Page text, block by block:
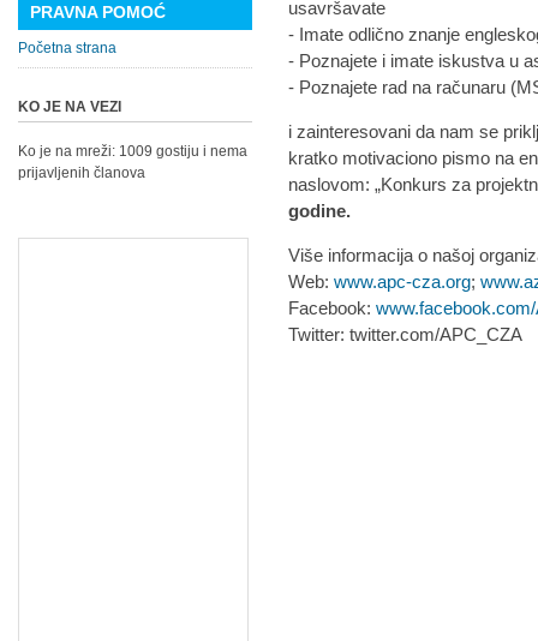
usavršavate
- Imate odlično znanje
- Poznajete i imate iskustva u
- Poznajete rad na računaru
i zainteresovani da nam se
kratko motivaciono pismo na
naslovom: „Konkurs za
godine.
Više informacija o našoj
Web:www.apc-cza.org;
Facebook:
Twitter: twitter.com/APC_CZA
PRAVNA POMOĆ
Početna strana
KO JE NA VEZI
Ko je na mreži: 1009 gostiju i nema
prijavljenih članova